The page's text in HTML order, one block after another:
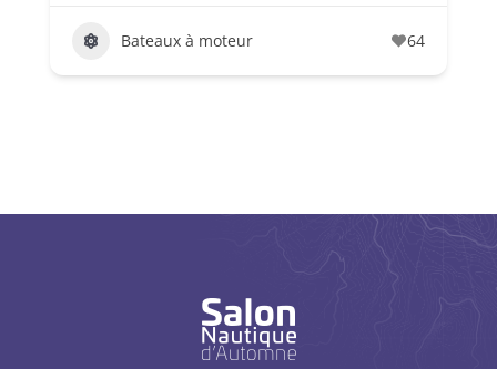
Bateaux à moteur 64